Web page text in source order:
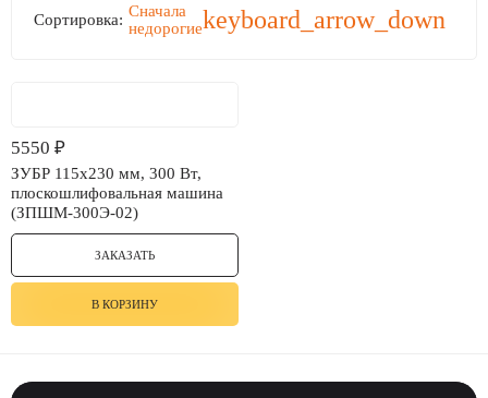
Сортировка: Сначала
недорогиеkeyboard_arrow_down
5550 ₽
ЗУБР 115х230 мм, 300 Вт,
плоскошлифовальная машина
(ЗПШМ-300Э-02)
ЗАКАЗАТЬ
В КОРЗИНУ